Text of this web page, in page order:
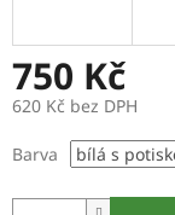
750 Kč
620 Kč bez DPH
cena:
Barva